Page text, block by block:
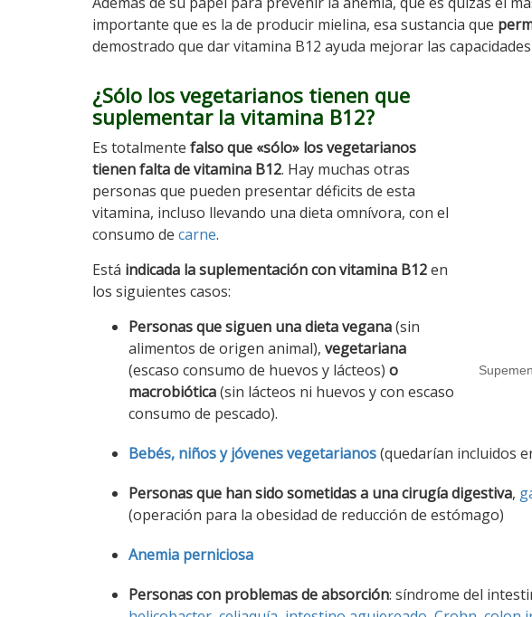
importante que es la de producir mielina, esa sustancia que
demostrado que dar vitamina B12 ayuda mejorar las
¿Sólo los vegetarianos tienen que
suplementar la vitamina B12?
Es totalmente falso que «sólo» los vegetarianos
tienen falta de vitamina B12. Hay muchas otras
personas que pueden presentar déficits de esta
vitamina, incluso llevando una dieta omnívora, con el
consumo de carne.
Está indicada la suplementación con vitamina B12en
los siguientes casos:
Personas que siguen una dieta vegana(sin
alimentos de origen animal), vegetariana
(escaso consumo de huevos y lácteos) o
macrobiótica(sin lácteos ni huevos y con escaso
consumo de pescado).
Bebés, niños y jóvenes vegetarianos(quedarían incluidos
Personas que han sido sometidas a una cirugía digestiva,
(operación para la obesidad de reducción de estómago)
Anemia perniciosa
Personas con problemas de absorción: síndrome del